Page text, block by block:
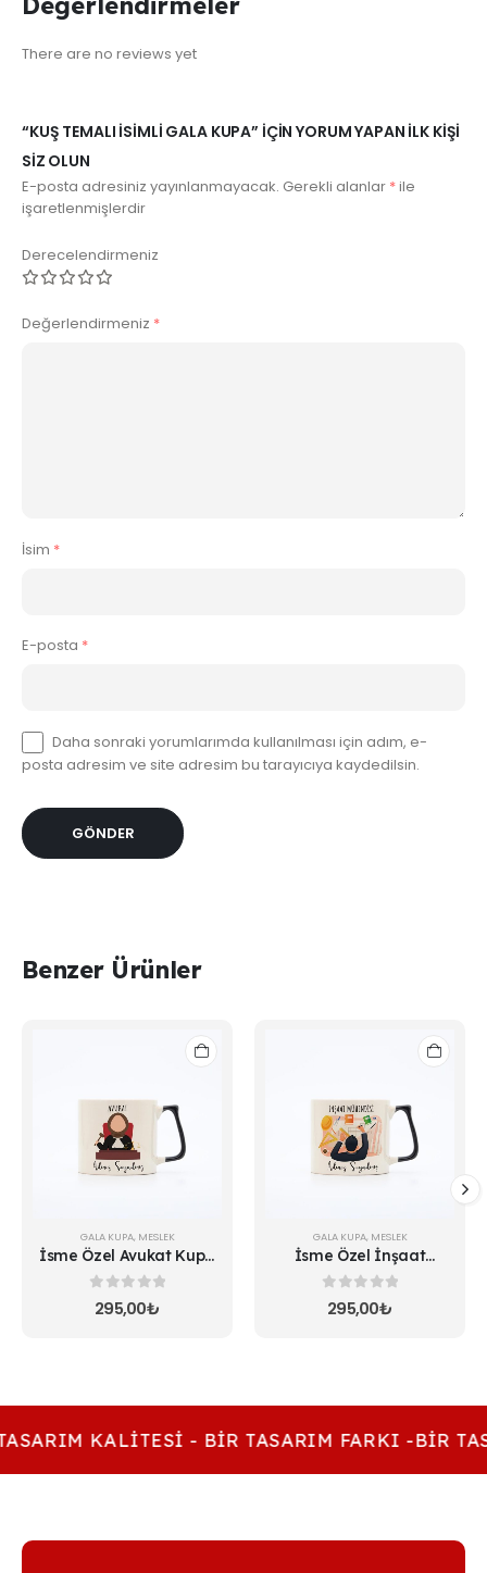
There are no reviews yet
“KUŞ TEMALI İSIMLI GALA KUPA” IÇIN YORUM YAPAN ILK KIŞI
SIZ OLUN
E-posta adresiniz yayınlanmayacak. Gerekli alanlar *ile
işaretlenmişlerdir
Derecelendirmeniz
Değerlendirmeniz *
İsim *
E-posta *
Daha sonraki yorumlarımda kullanılması için adım, e-
posta adresim ve site adresim bu tarayıcıya kaydedilsin.
Benzer Ürünler
GALA KUPA, MESLEK
İsme Özel Avukat Kupa
3
05 üzerinden
295,00₺
GALA KUPA, MESLEK
İsme Özel İnşaat
Mühendisi Kupa
05 üzerinden
295,00₺
KALITESI - BIR TASARIM FARKI -BIR